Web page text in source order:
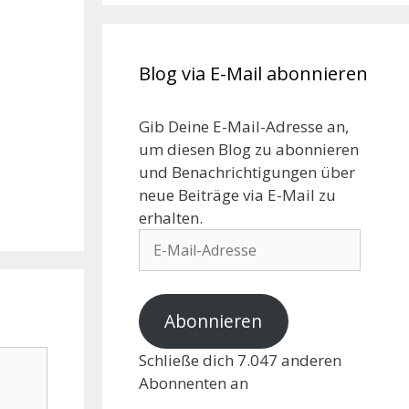
Blog via E-Mail abonnieren
Gib Deine E-Mail-Adresse an,
um diesen Blog zu abonnieren
und Benachrichtigungen über
neue Beiträge via E-Mail zu
erhalten.
Abonnieren
Schließe dich 7.047 anderen
Abonnenten an